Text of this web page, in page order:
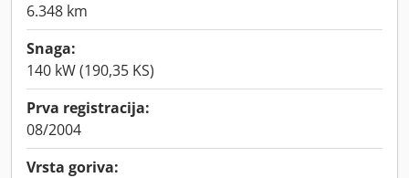
6.348 km
Snaga:
140 kW (190,35 KS)
Prva registracija:
08/2004
Vrsta goriva: